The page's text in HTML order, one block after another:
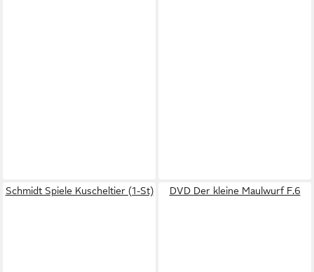
Schmidt Spiele Kuscheltier (1-St) DVD Der kleine Maulwurf F.6